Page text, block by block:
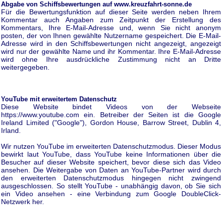
Abgabe von Schiffsbewertungen auf www.kreuzfahrt-sonne.de
Für die Bewertungsfunktion auf dieser Seite werden neben Ihrem
Kommentar auch Angaben zum Zeitpunkt der Erstellung des
Kommentars, Ihre E-Mail-Adresse und, wenn Sie nicht anonym
posten, der von Ihnen gewählte Nutzername gespeichert. Die E-Mail-
Adresse wird in den Schiffsbewertungen nicht angezeigt, angezeigt
wird nur der gewählte Name und ihr Kommentar. Ihre E-Mail-Adresse
wird ohne Ihre ausdrückliche Zustimmung nicht an Dritte
weitergegeben.
YouTube mit erweitertem Datenschutz
Diese Website bindet Videos von der Webseite
https://www.youtube.com ein. Betreiber der Seiten ist die Google
Ireland Limited ("Google"), Gordon House, Barrow Street, Dublin 4,
Irland.
Wir nutzen YouTube im erweiterten Datenschutzmodus. Dieser Modus
bewirkt laut YouTube, dass YouTube keine Informationen über die
Besucher auf dieser Website speichert, bevor diese sich das Video
ansehen. Die Weitergabe von Daten an YouTube-Partner wird durch
den erweiterten Datenschutzmodus hingegen nicht zwingend
ausgeschlossen. So stellt YouTube - unabhängig davon, ob Sie sich
ein Video ansehen - eine Verbindung zum Google DoubleClick-
Netzwerk her.